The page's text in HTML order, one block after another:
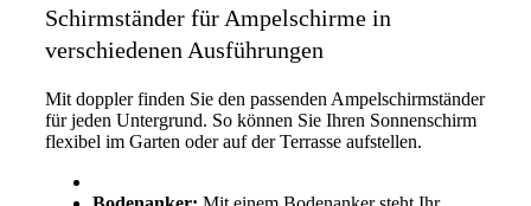
Schirmständer für Ampelschirme in
verschiedenen Ausführungen
Mit doppler finden Sie den passenden Ampelschirmständer
für jeden Untergrund. So können Sie Ihren Sonnenschirm
flexibel im Garten oder auf der Terrasse aufstellen.